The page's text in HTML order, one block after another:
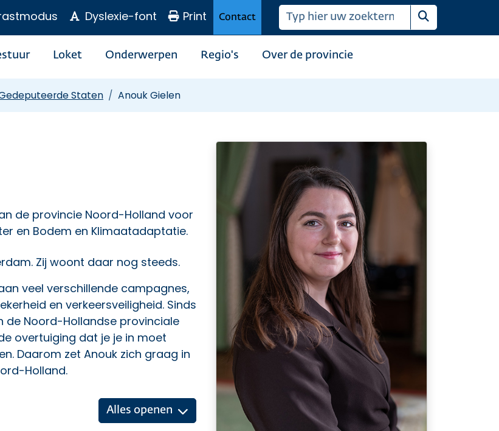
Dyslexie-font Print Contact
Zoeken
Loket Onderwerpen Regio's Over de provincie
Staten Anouk Gielen
de provincie Noord-Holland voor
en Bodem en Klimaatadaptatie.
Zij woont daar nog steeds.
veel verschillende campagnes,
en verkeersveiligheid. Sinds
de Noord-Hollandse provinciale
overtuiging dat je je in moet
Daarom zet Anouk zich graag in
Holland.
Alles openen